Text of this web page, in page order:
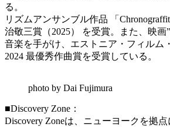
る。
リズムアンサンブル作品 「
治敬三賞（2025） を受賞。また、映画
音楽を手がけ、エストニア・フィルム
2024 最優秀作曲賞を受賞している。
photo by Dai Fujimura
■Discovery Zone：
Discovery Zoneは、ニューヨークを拠